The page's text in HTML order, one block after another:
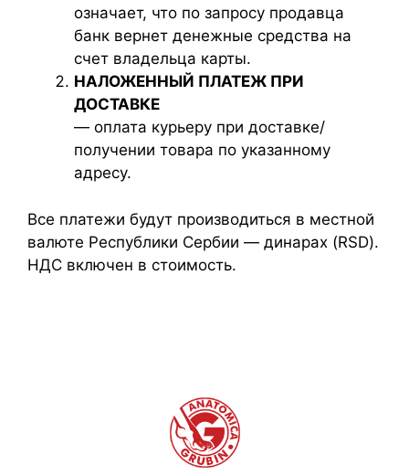
означает, что по запросу продавца
банк вернет денежные средства на
счет владельца карты.
НАЛОЖЕННЫЙ ПЛАТЕЖ ПРИ
ДОСТАВКЕ
— оплата курьеру при доставке/
получении товара по указанному
адресу.
Все платежи будут производиться в местной
валюте Республики Сербии — динарах (RSD).
НДС включен в стоимость.